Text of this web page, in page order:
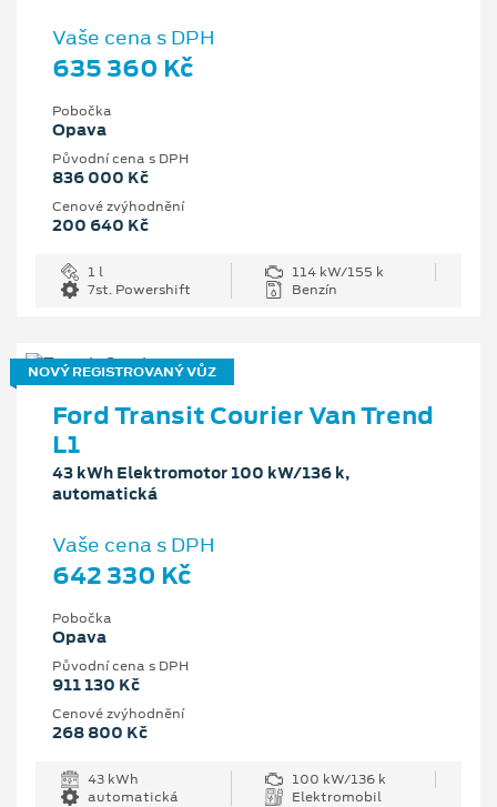
Vaše cena s DPH
635 360 Kč
Pobočka
Opava
Původní cena s DPH
836 000 Kč
Cenové zvýhodnění
200 640 Kč
1 l
114 kW/155 k
7st. Powershift
Benzín
NOVÝ REGISTROVANÝ VŮZ
Ford Transit Courier Van Trend
L1
43 kWh Elektromotor 100 kW/136 k,
automatická
Vaše cena s DPH
642 330 Kč
Pobočka
Opava
Původní cena s DPH
911 130 Kč
Cenové zvýhodnění
268 800 Kč
43 kWh
100 kW/136 k
automatická
Elektromobil